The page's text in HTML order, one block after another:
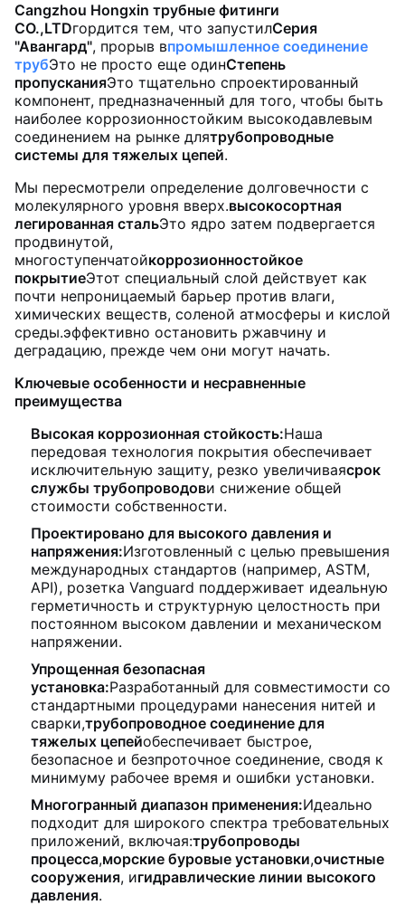
Cangzhou Hongxin трубные фитинги
CO.,LTDгордится тем, что запустилСерия
"Авангард", прорыв впромышленное соединение
трубЭто не просто еще одинСтепень
пропусканияЭто тщательно спроектированный
компонент, предназначенный для того, чтобы быть
наиболее коррозионностойким высокодавлевым
соединением на рынке длятрубопроводные
системы для тяжелых цепей.
Мы пересмотрели определение долговечности с
молекулярного уровня вверх.высокосортная
легированная стальЭто ядро затем подвергается
продвинутой,
многоступенчатойкоррозионностойкое
покрытиеЭтот специальный слой действует как
почти непроницаемый барьер против влаги,
химических веществ, соленой атмосферы и кислой
среды.эффективно остановить ржавчину и
деградацию, прежде чем они могут начать.
Ключевые особенности и несравненные
преимущества
Высокая коррозионная стойкость:Наша
передовая технология покрытия обеспечивает
исключительную защиту, резко увеличиваясрок
службы трубопроводови снижение общей
стоимости собственности.
Проектировано для высокого давления и
напряжения:Изготовленный с целью превышения
международных стандартов (например, ASTM,
API), розетка Vanguard поддерживает идеальную
герметичность и структурную целостность при
постоянном высоком давлении и механическом
напряжении.
Упрощенная безопасная
установка:Разработанный для совместимости со
стандартными процедурами нанесения нитей и
сварки,трубопроводное соединение для
тяжелых цепейобеспечивает быстрое,
безопасное и безпроточное соединение, сводя к
минимуму рабочее время и ошибки установки.
Многогранный диапазон применения:Идеально
подходит для широкого спектра требовательных
приложений, включая:трубопроводы
процесса,морские буровые установки,очистные
сооружения, игидравлические линии высокого
давления.